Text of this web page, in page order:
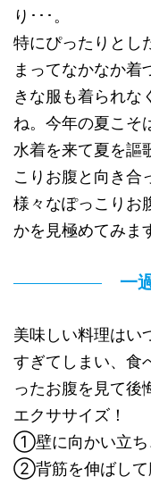
り･･･。
特にぴったりとし
まってなかなか着
きな服も着られな
ね。今年の夏こそ
水着を来て夏を謳
こりお腹と向き合
様々なぽっこりお
かを見極めてみま
一
美味しい料理はい
すぎてしまい、食
ったお腹を見て後
エクササイズ！
①壁に向かい立ち
②背筋を伸ばして